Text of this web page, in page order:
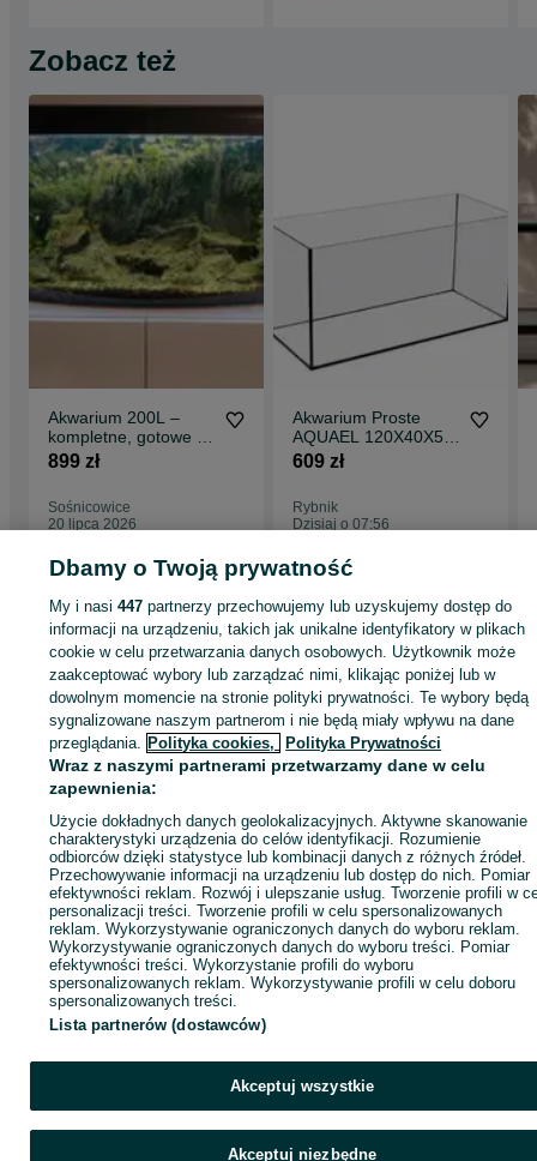
Zobacz też
Akwarium 200L –
kompletne, gotowe do
zarybienia | Fluval
899 zł
Sośnicowice
20 lipca 2026
Akwarium Proste
AQUAEL 120X40X50
240 L
609 zł
Rybnik
Dzisiaj o 07:56
Strona główna Zwierzęta Akwarystyka Akwaria Akwaria - Śląskie
Rybnik
KATEGORIA
ID:1067005739
Zadzwoń / SMS Wyślij wiadomość
Dbamy o Twoją prywatność
My i nasi447 partnerzy przechowujemy lub uzyskujemy dostęp do
informacji na urządzeniu, takich jak unikalne identyfikatory w plikach
cookie w celu przetwarzania danych osobowych. Użytkownik może
zaakceptować wybory lub zarządzać nimi, klikając poniżej lub w
dowolnym momencie na stronie polityki prywatności. Te wybory będą
sygnalizowane naszym partnerom i nie będą miały wpływu na dane
przeglądania. Polityka cookies, Polityka Prywatności
Wraz z naszymi partnerami przetwarzamy dane w celu
zapewnienia:
Użycie dokładnych danych geolokalizacyjnych. Aktywne skanowanie
charakterystyki urządzenia do celów identyfikacji. Rozumienie
odbiorców dzięki statystyce lub kombinacji danych z różnych źródeł.
Przechowywanie informacji na urządzeniu lub dostęp do nich. Pomiar
efektywności reklam. Rozwój i ulepszanie usług. Tworzenie profili w
personalizacji treści. Tworzenie profili w celu spersonalizowanych
reklam. Wykorzystywanie ograniczonych danych do wyboru reklam.
Wykorzystywanie ograniczonych danych do wyboru treści. Pomiar
efektywności treści. Wykorzystanie profili do wyboru
spersonalizowanych reklam. Wykorzystywanie profili w celu doboru
spersonalizowanych treści.
Lista partnerów (dostawców)
Akceptuj wszystkie
Akceptuj niezbędne